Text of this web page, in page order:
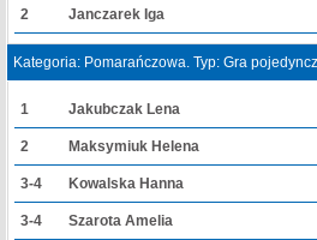
2 Janczarek Iga
Kategoria: Pomarańczowa. Typ: Gra
1 Jakubczak Lena
2 Maksymiuk Helena
3-4 Kowalska Hanna
3-4 Szarota Amelia